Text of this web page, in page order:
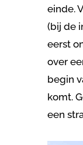
einde.
(bij de
eerst
over
begin
komt.
een